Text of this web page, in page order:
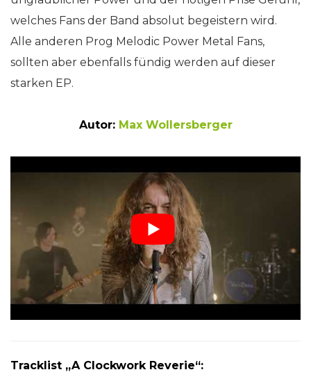
welches Fans der Band absolut begeistern wird.
Alle anderen Prog Melodic Power Metal Fans,
sollten aber ebenfalls fündig werden auf dieser
starken EP.
Autor: Max Wollersberger
Tracklist „A Clockwork Reverie“: